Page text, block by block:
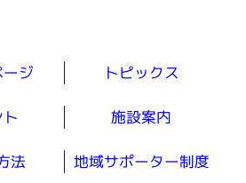
ージ トピックス
施設案内
法 地域サポーター制度